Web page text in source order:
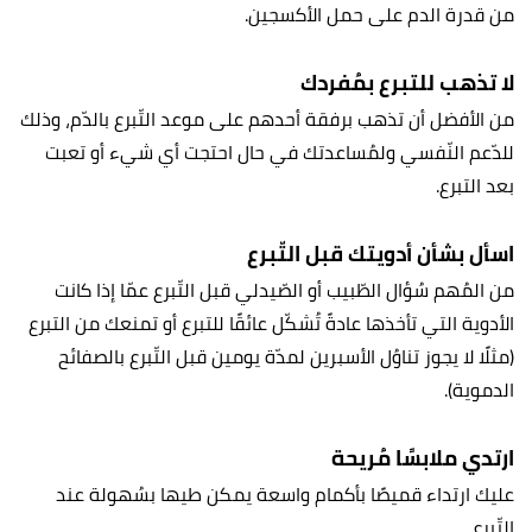
من قدرة الدم على حمل الأكسجين.
لا تذهب للتبرع بمُفردك
من الأفضل أن تذهب برفقة أحدهم على موعد التّبرع بالدّم، وذلك
للدّعم النّفسي ولمُساعدتك في حال احتجت أي شيء أو تعبت
بعد التبرع.
اسأل بشأن أدويتك قبل التّبرع
من المُهم سُؤال الطّبيب أو الصّيدلي قبل التّبرع عمّا إذا كانت
الأدوية التي تأخذها عادةً تُشكّل عائقًا للتبرع أو تمنعك من التبرع
(مثلًا لا يجوز تناوُل الأسبرين لمدّة يومين قبل التّبرع بالصفائح
الدموية).
ارتدي ملابسًا مُريحة
عليك ارتداء قميصًا بأكمام واسعة يمكن طيها بسُهولة عند